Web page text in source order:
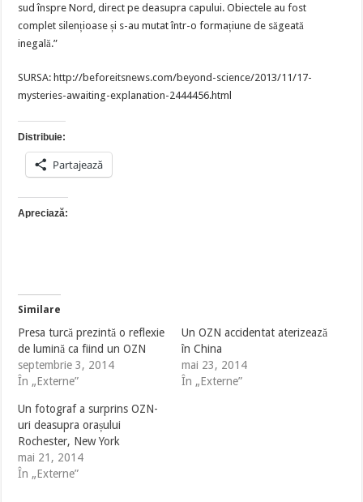
sud înspre Nord, direct pe deasupra capului. Obiectele au fost
complet silențioase și s-au mutat într-o formațiune de săgeată
inegală.”
SURSA: http://beforeitsnews.com/beyond-science/2013/11/17-
mysteries-awaiting-explanation-2444456.html
Distribuie:
Partajează
Apreciază:
Similare
Presa turcă prezintă o reflexie
de lumină ca fiind un OZN
septembrie 3, 2014
În „Externe”
Un OZN accidentat aterizează
în China
mai 23, 2014
În „Externe”
Un fotograf a surprins OZN-
uri deasupra orașului
Rochester, New York
mai 21, 2014
În „Externe”